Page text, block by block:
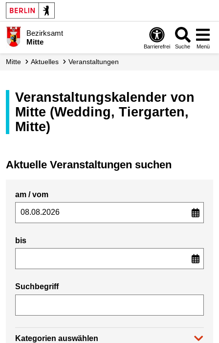
Bezirksamt
Mitte
Barrierefrei Suche Menü
Mitte Aktuelles Veranstaltungen
Veranstaltungskalender von
Mitte (Wedding, Tiergarten,
Mitte)
Aktuelle Veranstaltungen suchen
am / vom
bis
Suchbegriff
Kategorien auswählen